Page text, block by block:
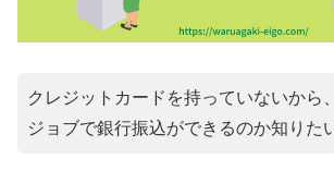
クレジットカードを持っていないから
ジョブで銀行振込ができるのか知りた